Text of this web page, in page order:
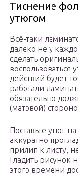
Тиснение
утюгом
Всё-таки
далеко не у
сделать
воспользоваться
действий будет
работали
обязательно
(матовой)
Поставьте утюг
аккуратно
прилип к листу,
Гладить рисунок
этого времени